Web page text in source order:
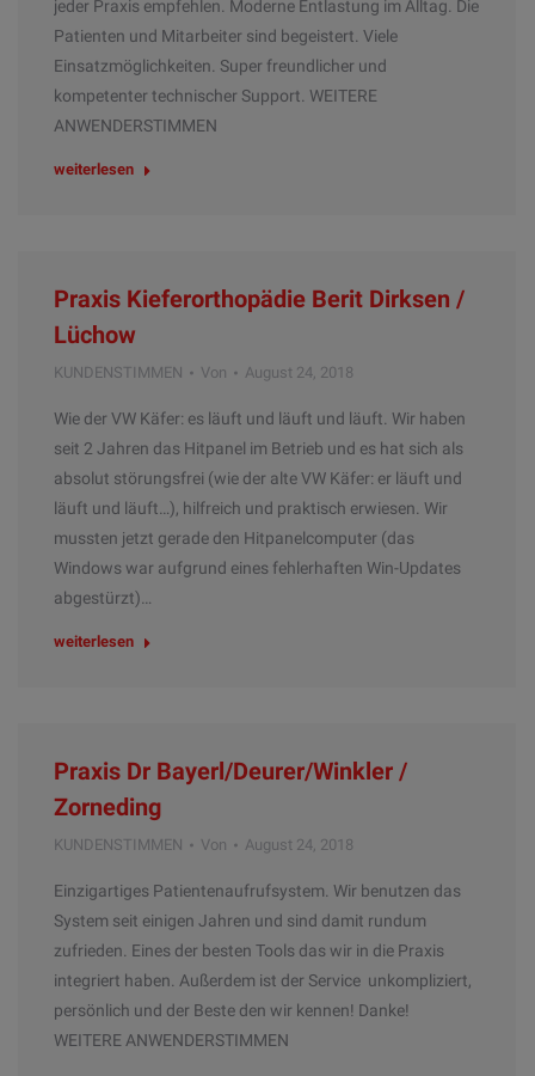
jeder Praxis empfehlen. Moderne Entlastung im Alltag. Die
Patienten und Mitarbeiter sind begeistert. Viele
Einsatzmöglichkeiten. Super freundlicher und
kompetenter technischer Support. WEITERE
ANWENDERSTIMMEN
weiterlesen
Praxis Kieferorthopädie Berit Dirksen /
Lüchow
KUNDENSTIMMEN Von August 24, 2018
Wie der VW Käfer: es läuft und läuft und läuft. Wir haben
seit 2 Jahren das Hitpanel im Betrieb und es hat sich als
absolut störungsfrei (wie der alte VW Käfer: er läuft und
läuft und läuft…), hilfreich und praktisch erwiesen. Wir
mussten jetzt gerade den Hitpanelcomputer (das
Windows war aufgrund eines fehlerhaften Win-Updates
abgestürzt)…
weiterlesen
Praxis Dr Bayerl/Deurer/Winkler /
Zorneding
KUNDENSTIMMEN Von August 24, 2018
Einzigartiges Patientenaufrufsystem. Wir benutzen das
System seit einigen Jahren und sind damit rundum
zufrieden. Eines der besten Tools das wir in die Praxis
integriert haben. Außerdem ist der Service unkompliziert,
persönlich und der Beste den wir kennen! Danke!
WEITERE ANWENDERSTIMMEN